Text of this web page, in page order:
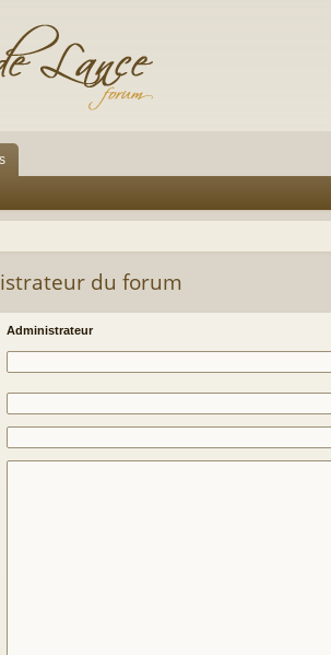
du forum
Administrateur